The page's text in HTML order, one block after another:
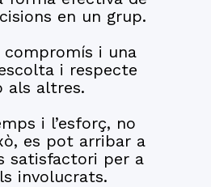
en un grup.
compromís i una
i respecte
als altres.
i l’esforç, no
es pot arribar a
satisfactori per a
involucrats.